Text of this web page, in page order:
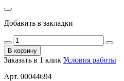
Добавить в закладки
В корзину
Заказать в 1 клик Условия работы
Арт. 00044694